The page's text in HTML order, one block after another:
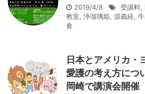
2019/4/8 受講料,
教室, 浄瑠璃姫, 源義経,
倉
日本とアメリカ・
愛護の考え方につ
岡崎で講演会開